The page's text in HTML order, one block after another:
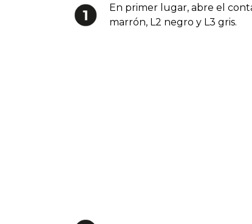
En primer lugar, abre el
marrón, L2 negro y L3 gris.